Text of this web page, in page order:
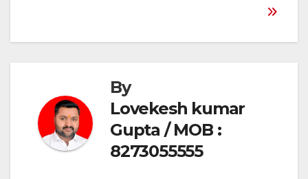
By
Lovekesh kumar
Gupta / MOB :
8273055555